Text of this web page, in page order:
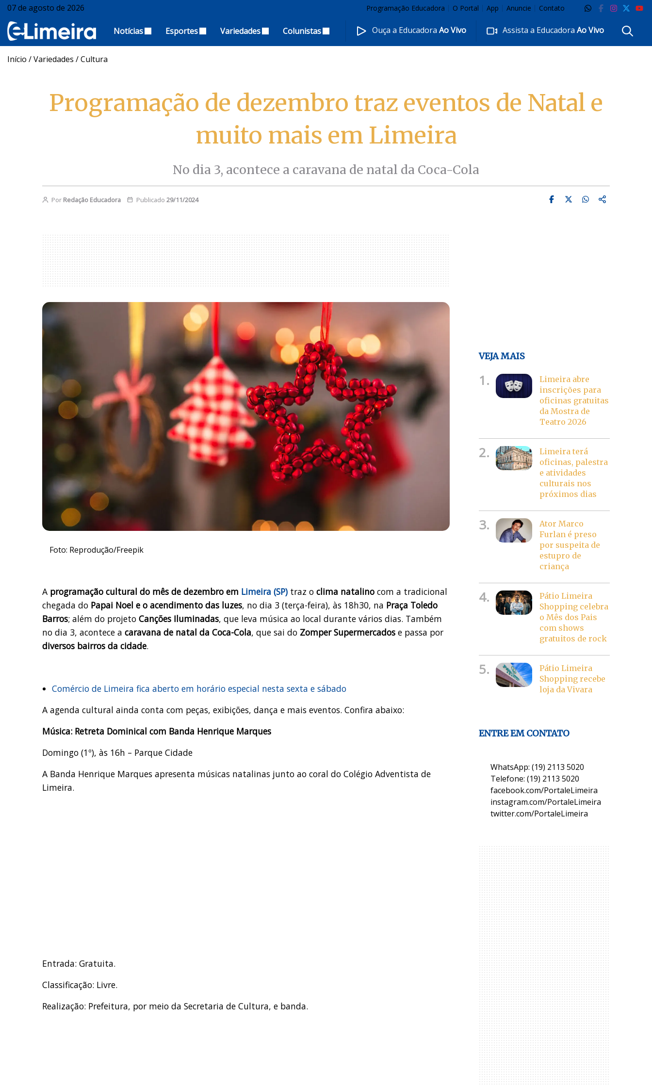
07 de agosto de 2026 Programação Educadora O Portal App Anuncie Contato
Notícias Esportes Variedades Colunistas Ouça a EducadoraAo Vivo Assista a EducadoraAo Vivo
Início /Variedades /Cultura
Programação de dezembro traz eventos de Natal e
muito mais em Limeira
No dia 3, acontece a caravana de natal da Coca-Cola
Por Redação Educadora Publicado 29/11/2024
Foto: Reprodução/Freepik
A programação cultural do mês de dezembro em Limeira (SP) traz o clima natalino com a tradicional
chegada do Papai Noel e o acendimento das luzes, no dia 3 (terça-feira), às 18h30, na Praça Toledo
Barros; além do projeto Canções Iluminadas, que leva música ao local durante vários dias. Também
no dia 3, acontece a caravana de natal da Coca-Cola, que sai do Zomper Supermercados e passa por
diversos bairros da cidade.
Comércio de Limeira fica aberto em horário especial nesta sexta e sábado
A agenda cultural ainda conta com peças, exibições, dança e mais eventos. Confira abaixo:
Música: Retreta Dominical com Banda Henrique Marques
Domingo (1º), às 16h – Parque Cidade
A Banda Henrique Marques apresenta músicas natalinas junto ao coral do Colégio Adventista de
Limeira.
Entrada: Gratuita.
Classificação: Livre.
Realização: Prefeitura, por meio da Secretaria de Cultura, e banda.
VEJA MAIS
1.
Limeira abre
inscrições para
oficinas gratuitas
da Mostra de
Teatro 2026
2.
Limeira terá
oficinas, palestra
e atividades
culturais nos
próximos dias
3.
Ator Marco
Furlan é preso
por suspeita de
estupro de
criança
4.
Pátio Limeira
Shopping celebra
o Mês dos Pais
com shows
gratuitos de rock
5.
Pátio Limeira
Shopping recebe
loja da Vivara
ENTRE EM CONTATO
WhatsApp: (19) 2113 5020
Telefone: (19) 2113 5020
facebook.com/PortaleLimeira
instagram.com/PortaleLimeira
twitter.com/PortaleLimeira